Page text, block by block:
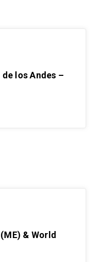
los Andes –
& World